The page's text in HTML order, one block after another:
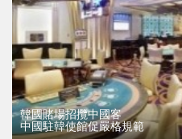
韓國賭場招攬中國客
中國駐韓使館促嚴格規範